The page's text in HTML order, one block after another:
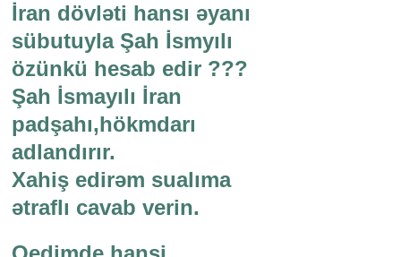
İran dövləti hansı əyanı
sübutuyla Şah İsmyılı
özünkü hesab edir ???
Şah İsmayılı İran
padşahı,hökmdarı
adlandırır.
Xahiş edirəm sualıma
ətraflı cavab verin.